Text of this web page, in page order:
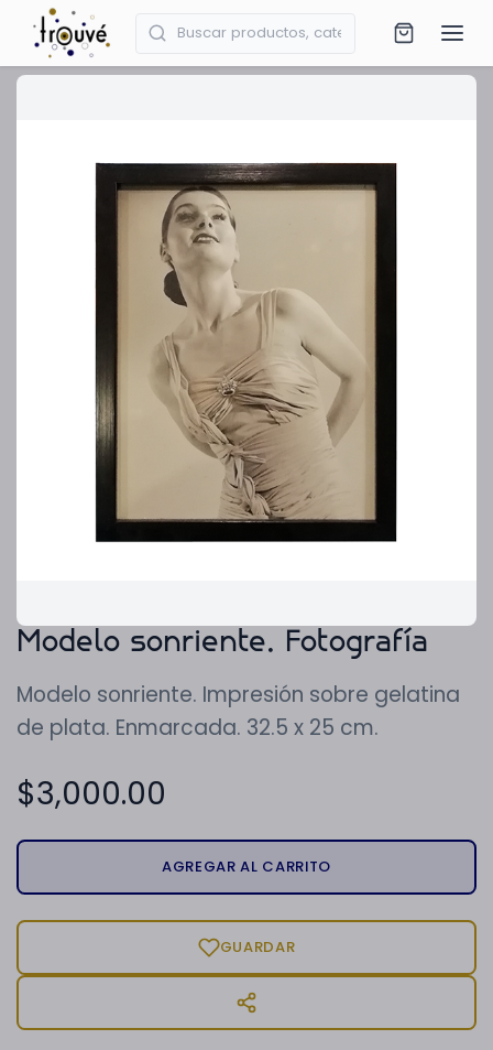
Modelo sonriente. Fotografía
Modelo sonriente. Impresión sobre gelatina
de plata. Enmarcada. 32.5 x 25 cm.
$3,000.00
AGREGAR AL CARRITO
GUARDAR